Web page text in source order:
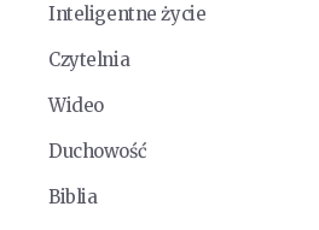
Inteligentne życie
Czytelnia
Wideo
Duchowość
Biblia